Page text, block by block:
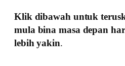
Klik dibawah untuk
mula bina masa depan
lebih yakin.